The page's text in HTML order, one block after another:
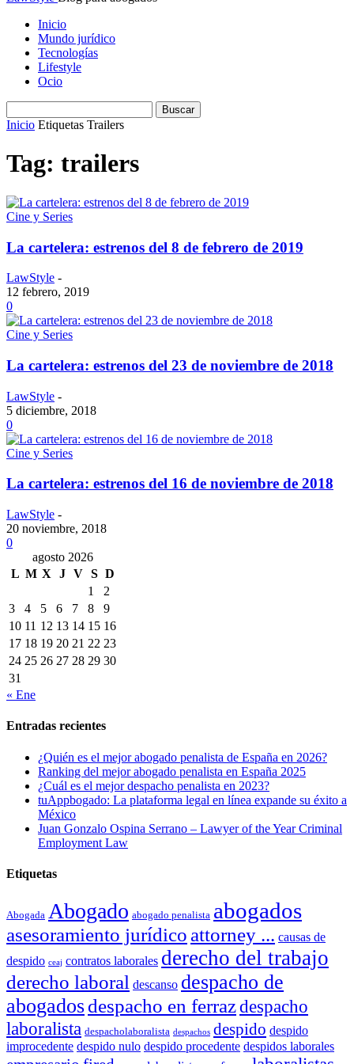
Inicio
Mundo jurídico
Tecnologías
Lifestyle
Ocio
Inicio Etiquetas Trailers
Tag: trailers
Cine y Series
La cartelera: estrenos del 8 de febrero de 2019
LawStyle -
12 febrero, 2019
0
Cine y Series
La cartelera: estrenos del 23 de noviembre de 2018
LawStyle -
5 diciembre, 2018
0
Cine y Series
La cartelera: estrenos del 16 de noviembre de 2018
LawStyle -
20 noviembre, 2018
0
agosto 2026
L M X J V S D
1
2
3
4 5 6 7 8
9
10 11 12 13 14 15 16
17 18 19 20 21 22 23
24 25 26 27 28 29 30
31
« Ene
Entradas recientes
¿Quién es el mejor abogado penalista de España en 2026?
Ranking del mejor abogado penalista en España 2025
¿Cuál es el mejor despacho penalista en 2023?
tuAppbogado: La plataforma legal en línea expande su éxito a
México
Juan Gonzalo Ospina Serrano – Lawyer of the Year Criminal
Employment Law
Etiquetas
Abogada Abogado abogado penalista abogados
asesoramiento jurídico attorney ... causas de
despido ceaj contratos laborales derecho del trabajo
derecho laboral descanso despacho de
abogadosdespacho en ferrazdespacho
laboralista despacholaboralista despachos despido despido
improcedente despido nulo despido procedente despidos laborales